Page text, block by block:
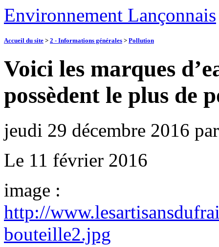
Environnement Lançonnais
Accueil du site > 2 - Informations générales > Pollution
Voici les marques
possèdent le plus de
jeudi 29 décembre 2016
Le 11 février 2016
image :
http://
bouteille2.jpg